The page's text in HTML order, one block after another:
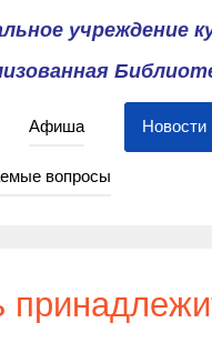
учреждение
Афиша Новости
вопросы